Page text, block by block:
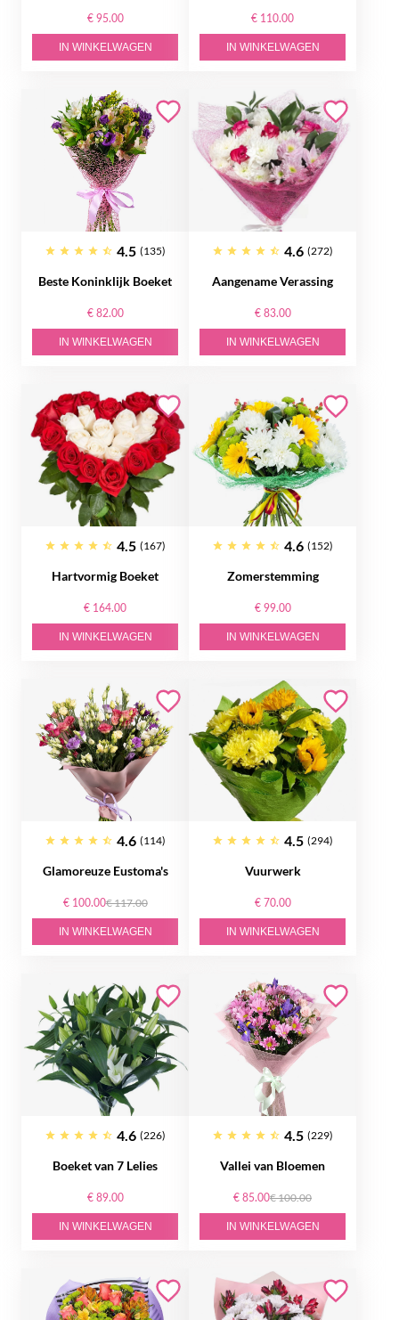
€ 95.00
IN WINKELWAGEN
€ 110.00
IN WINKELWAGEN
4.5 (135)
Beste Koninklijk Boeket
€ 82.00
IN WINKELWAGEN
4.6 (272)
Aangename Verassing
€ 83.00
IN WINKELWAGEN
4.5 (167)
Hartvormig Boeket
€ 164.00
IN WINKELWAGEN
4.6 (152)
Zomerstemming
€ 99.00
IN WINKELWAGEN
4.6 (114)
Glamoreuze Eustoma's
€ 100.00€ 117.00
IN WINKELWAGEN
4.5 (294)
Vuurwerk
€ 70.00
IN WINKELWAGEN
4.6 (226)
Boeket van 7 Lelies
€ 89.00
IN WINKELWAGEN
4.5 (229)
Vallei van Bloemen
€ 85.00€ 100.00
IN WINKELWAGEN